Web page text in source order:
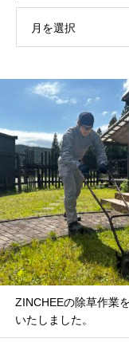
月を選択
ZINCHEEの除草作業
いたしました。